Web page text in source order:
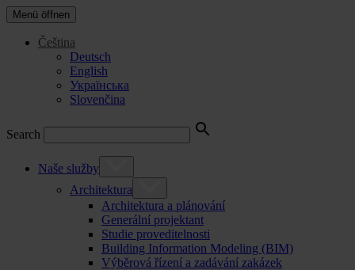
Menü öffnen
Čeština
Deutsch
English
Українська
Slovenčina
Search
Naše služby
Architektura
Architektura a plánování
Generální projektant
Studie proveditelnosti
Building Information Modeling (BIM)
Výběrová řízení a zadávání zakázek